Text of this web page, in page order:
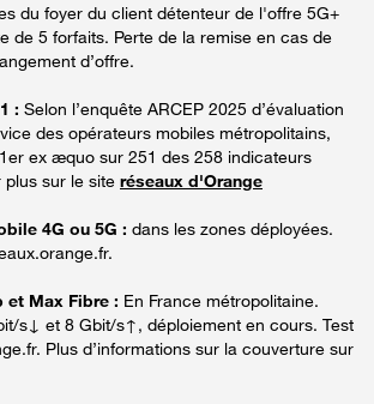
du foyer du client détenteur de l'offre 5G+
de 5 forfaits. Perte de la remise en cas de
d’offre.
: Selon l’enquête ARCEP 2025 d’évaluation
des opérateurs mobiles métropolitains,
ex æquo sur 251 des 258 indicateurs
plus sur le site réseaux d'Orange
4G ou 5G : dans les zones déployées.
et Max Fibre : En France métropolitaine.
s↓ et 8 Gbit/s↑, déploiement en cours. Test
Plus d’informations sur la couverture sur